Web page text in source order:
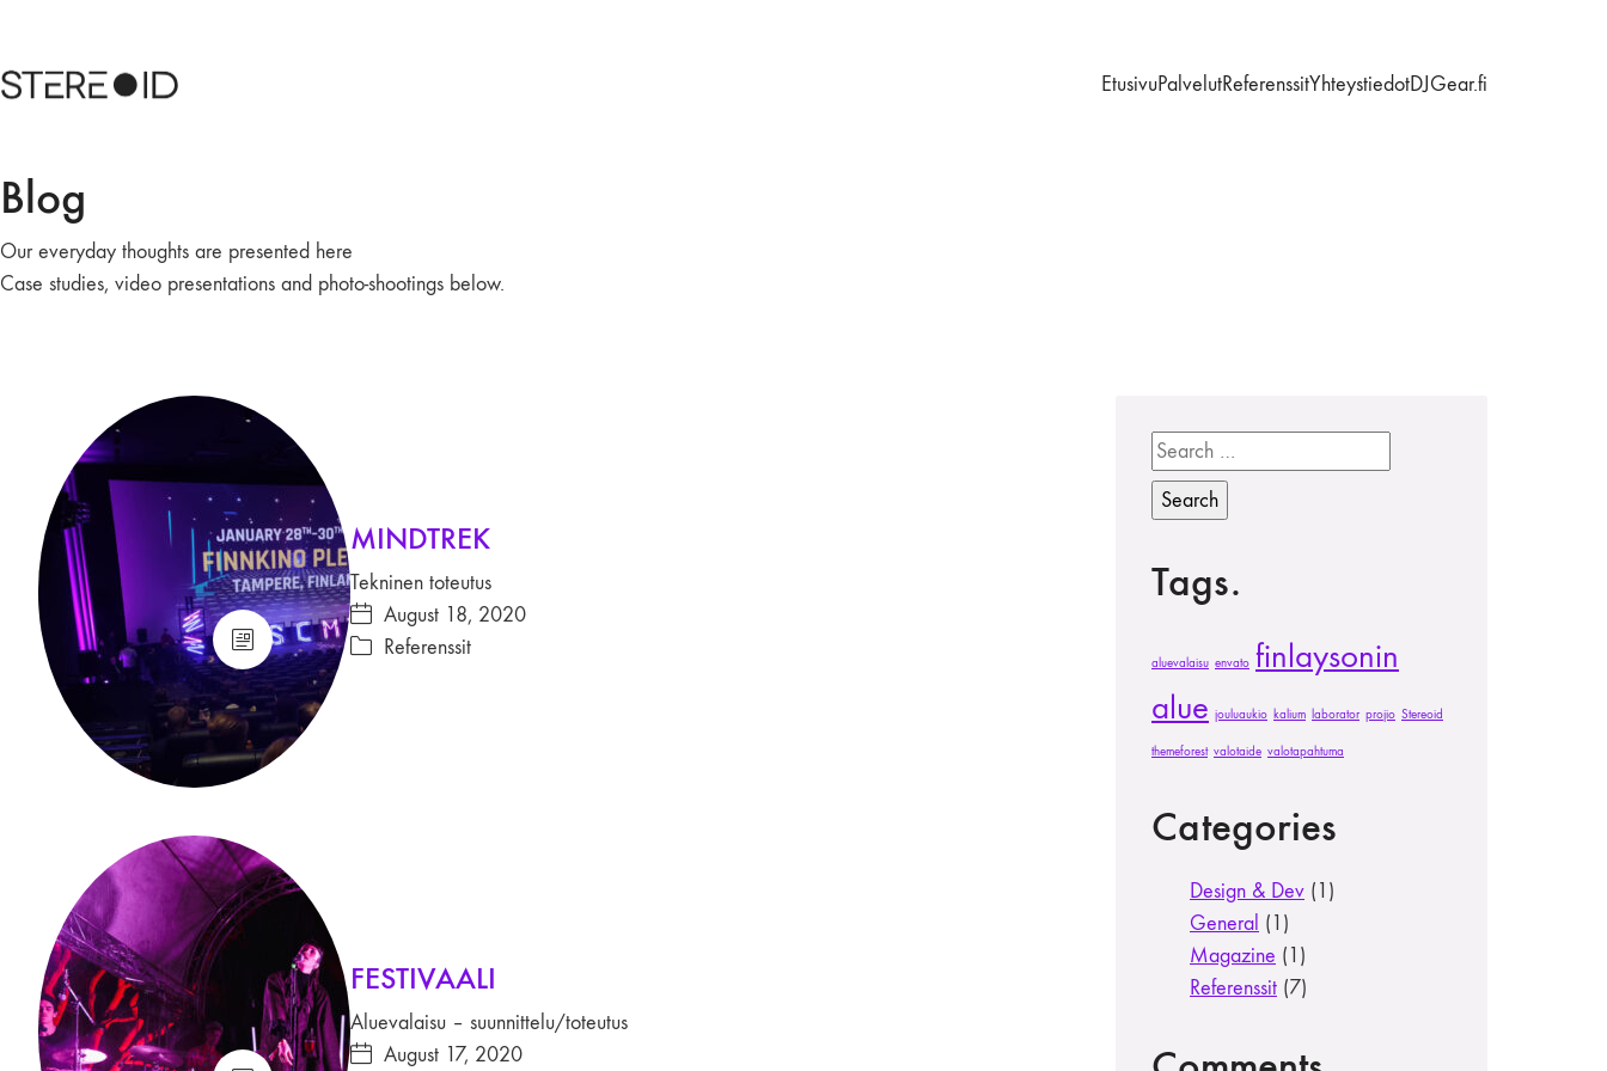
EtusivuPalvelutReferenssitYhteystiedotDJGear.fi
Blog
Our everyday thoughts are presented here
Case studies, video presentations and photo-shootings below.
MINDTREK
Tekninen toteutus
August 18, 2020
Referenssit
FESTIVAALI
Aluevalaisu – suunnittelu/toteutus
August 17, 2020
Search
for:
Tags.
aluevalaisu envato finlaysonin
alue jouluaukio kalium laborator projio Stereoid
themeforest valotaide valotapahtuma
Categories
Design & Dev (1)
General (1)
Magazine (1)
Referenssit (7)